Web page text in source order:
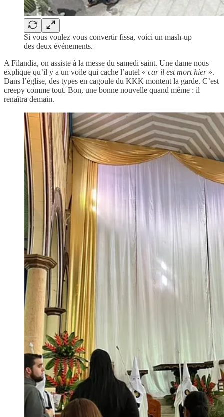
Si vous voulez vous convertir fissa, voici un mash-up
des deux événements.
A Filandia, on assiste à la messe du samedi saint. Une dame nous
explique qu’il y a un voile qui cache l’autel « car il est mort hier».
Dans l’église, des types en cagoule du KKK montent la garde. C’est
creepy comme tout. Bon, une bonne nouvelle quand même : il
renaîtra demain.